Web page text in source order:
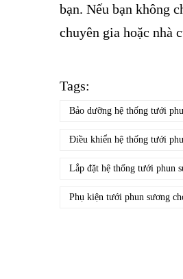
bạn. Nếu bạn không
chuyên gia hoặc nhà
Tags:
Bảo dưỡng hệ thống tưới
Điều khiển hệ thống tưới
Lắp đặt hệ thống tưới phun
Phụ kiện tưới phun sương